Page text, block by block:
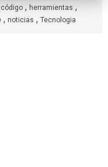
código , herramientas ,
, noticias , Tecnologia